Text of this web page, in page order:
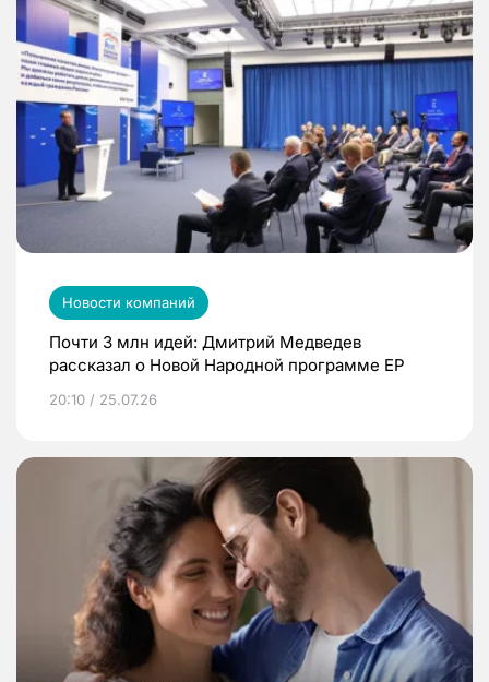
Новости компаний
Почти 3 млн идей: Дмитрий Медведев
рассказал о Новой Народной программе ЕР
20:10 / 25.07.26